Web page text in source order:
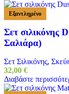
Εξαντλημένο
Σετ σιλικόνης
Σαλιάρα)
Σετ Σιλικόνης,
32,00 €
Διαβάστε